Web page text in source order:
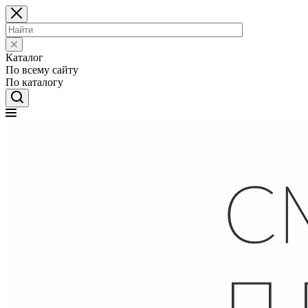
Каталог
По всему сайту
По каталогу